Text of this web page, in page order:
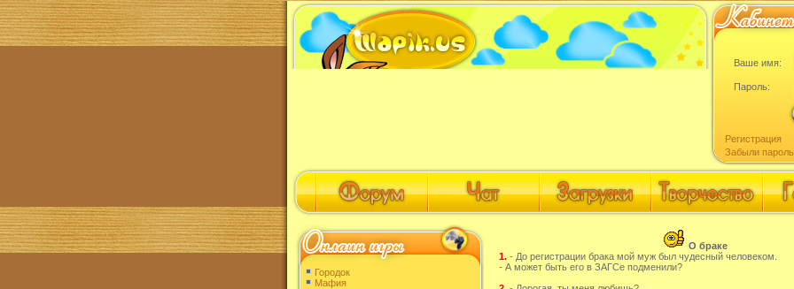
Ваше имя:
Пароль:
Регистрация
Забыли
Городок
Мафия
О браке
1. - До регистрации брака мой муж был чудесный человеком.
- А может быть его в ЗАГСе подменили?